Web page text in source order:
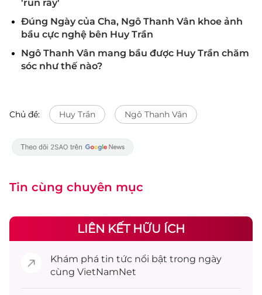
'run rẩy'
Đúng Ngày của Cha, Ngô Thanh Vân khoe ảnh
bầu cực nghệ bên Huy Trần
Ngô Thanh Vân mang bầu được Huy Trần chăm
sóc như thế nào?
Chủ đề: Huy Trần Ngô Thanh Vân
Tin cùng chuyên mục
LIÊN KẾT HỮU ÍCH
Khám phá tin tức nổi bật trong ngày
cùng VietNamNet